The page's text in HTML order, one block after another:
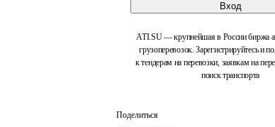
Вход
ATI.SU — крупнейшая в России биржа
грузоперевозок. Зарегистрируйтесь и
к тендерам на перевозки, заявкам на
поиск транспорта
Поделиться